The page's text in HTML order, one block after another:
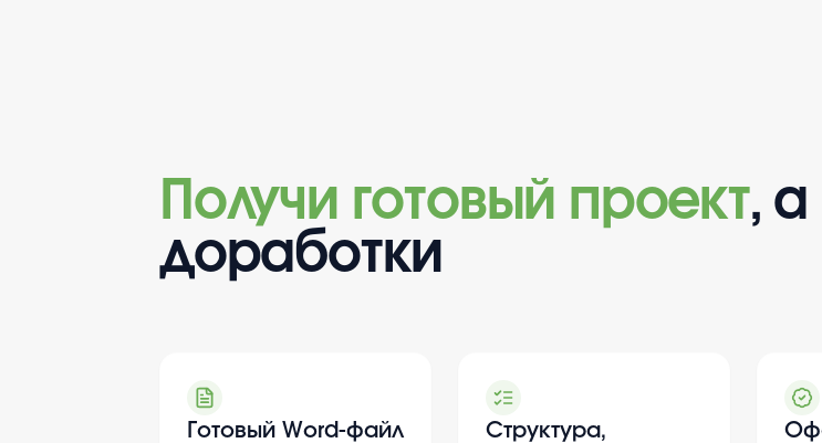
Получи готовый проект, а
доработки
Готовый Word-файл
Структура,